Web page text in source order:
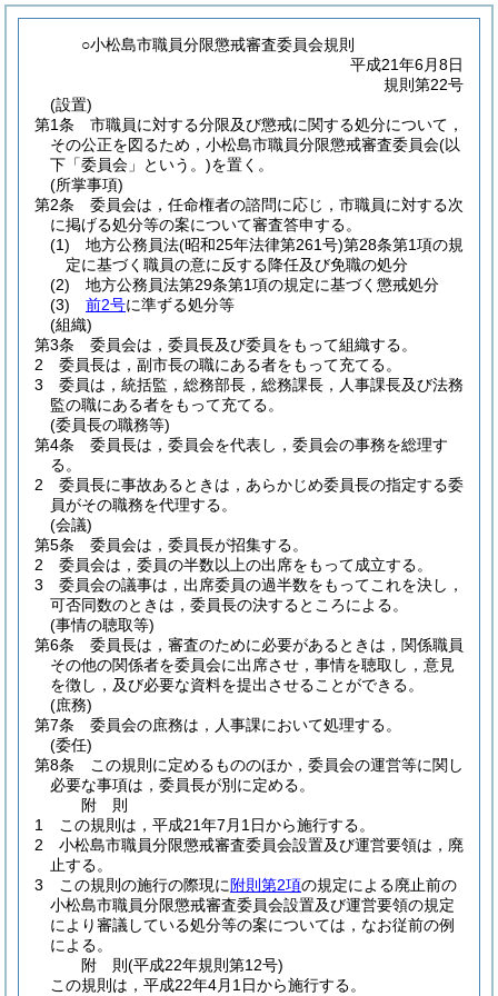
○小松島市職員分限懲戒審査委員会規則
平成21年6月8日
規則第22号
(設置)
第1条
市職員に対する分限及び懲戒に関する処分について，
その公正を図るため，小松島市職員分限懲戒審査委員会(以
下「委員会」という。)を置く。
(所掌事項)
第2条
委員会は，任命権者の諮問に応じ，市職員に対する次
に掲げる処分等の案について審査答申する。
(1)
地方公務員法(昭和25年法律第261号)第28条第1項の規
定に基づく職員の意に反する降任及び免職の処分
(2)
地方公務員法第29条第1項の規定に基づく懲戒処分
(3)
前2号に準ずる処分等
(組織)
第3条
委員会は，委員長及び委員をもって組織する。
2
委員長は，副市長の職にある者をもって充てる。
3
委員は，統括監，総務部長，総務課長，人事課長及び法務
監の職にある者をもって充てる。
(委員長の職務等)
第4条
委員長は，委員会を代表し，委員会の事務を総理す
る。
2
委員長に事故あるときは，あらかじめ委員長の指定する委
員がその職務を代理する。
(会議)
第5条
委員会は，委員長が招集する。
2
委員会は，委員の半数以上の出席をもって成立する。
3
委員会の議事は，出席委員の過半数をもってこれを決し，
可否同数のときは，委員長の決するところによる。
(事情の聴取等)
第6条
委員長は，審査のために必要があるときは，関係職員
その他の関係者を委員会に出席させ，事情を聴取し，意見
を徴し，及び必要な資料を提出させることができる。
(庶務)
第7条
委員会の庶務は，人事課において処理する。
(委任)
第8条
この規則に定めるもののほか，委員会の運営等に関し
必要な事項は，委員長が別に定める。
附 則
1
この規則は，平成21年7月1日から施行する。
2
小松島市職員分限懲戒審査委員会設置及び運営要領は，廃
止する。
3
この規則の施行の際現に 附則第2項の規定による廃止前の
小松島市職員分限懲戒審査委員会設置及び運営要領の規定
により審議している処分等の案については，なお従前の例
による。
附 則(平成22年規則第12号)
この規則は，平成22年4月1日から施行する。